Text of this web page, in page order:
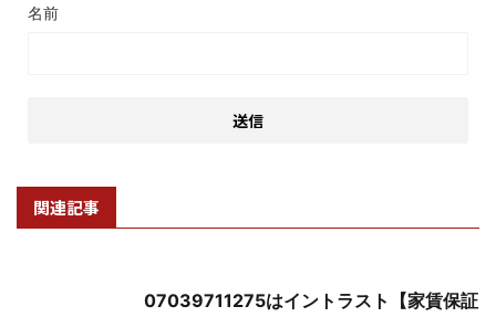
名前
関連記事
07039711275はイントラスト【家賃保証